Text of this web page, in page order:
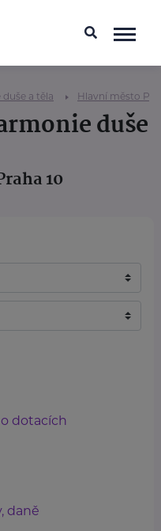
a těla Hlavní město
duše
10
dotacích
daně